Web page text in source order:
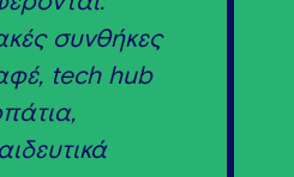
συνθήκες
tech hub